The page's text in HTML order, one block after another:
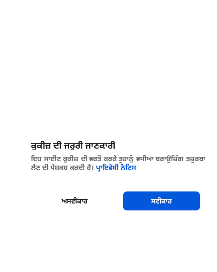
ਕੂਕੀਜ਼ ਦੀ ਜਰੂਰੀ ਜਾਣਕਾਰੀ
ਇਹ ਸਾਈਟ ਕੂਕੀਜ਼ ਦੀ ਵਰਤੋਂ ਕਰਕੇ ਤੁਹਾਨੂੰ ਵਧੀਆ ਬਰਾਉਜ਼ਿੰਗ ਤਜ਼ੁਰਬਾ
ਲੈਣ ਦੀ ਪੇਸ਼ਕਸ਼ ਕਰਦੀ ਹੈ।ਪ੍ਰਾਇਵੇਸੀ ਨੋਟਿਸ
ਅਸਵੀਕਾਰ ਸਵੀਕਾਰ